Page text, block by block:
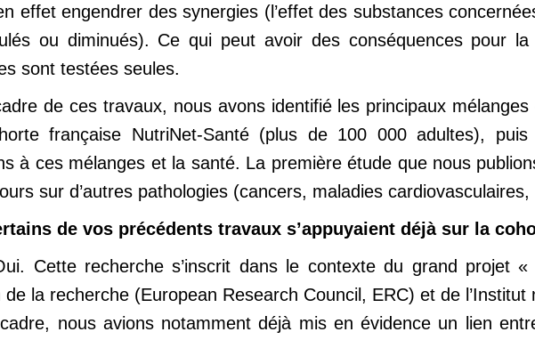
effet engendrer des synergies (l’effet des substances
ou diminués). Ce qui peut avoir des conséquences pour
sont testées seules.
de ces travaux, nous avons identifié les principaux
française NutriNet-Santé (plus de 100 000 adultes),
à ces mélanges et la santé. La première étude que nous
sur d’autres pathologies (cancers, maladies
de vos précédents travaux s’appuyaient déjà sur la
Cette recherche s’inscrit dans le contexte du grand projet
de la recherche (European Research Council, ERC) et de
nous avions notamment déjà mis en évidence un lien